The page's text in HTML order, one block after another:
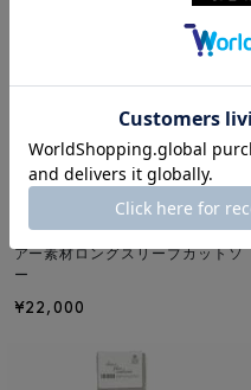
NEW
BASERANGE ＜ベースレンジ＞ シ
アー素材ロングスリーブカットソ
ー
¥22,000